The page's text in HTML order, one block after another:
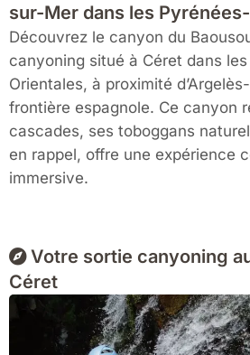
sur-Mer dans les
Découvrez le canyon du
canyoning situé à Céret dans
Orientales, à proximité
frontière espagnole. Ce canyon
cascades, ses toboggans
en rappel, offre une expérience
immersive.
Votre sortie canyoning
Céret